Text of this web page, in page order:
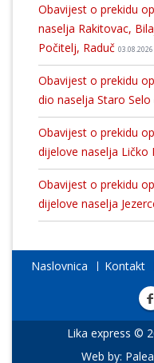
Obavijest o prekidu
naselja Rakitovac,
Počitelj, Raduč 03.08.2026
Obavijest o prekidu
dio naselja Staro Selo
Obavijest o prekidu
dijelove naselja Ličko
Obavijest o prekidu
dijelove naselja
Naslovnica Kontakt
Lika express ©
Web by: